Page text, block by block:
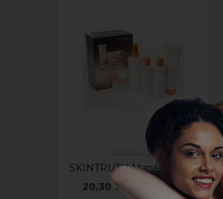
SKINTRUTH
SKINTRUTH Maniküre-Set
20,30 € ohne MwSt.